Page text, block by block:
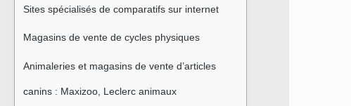
Sites spécialisés de comparatifs sur internet
Magasins de vente de cycles physiques
Animaleries et magasins de vente d’articles
canins : Maxizoo, Leclerc animaux